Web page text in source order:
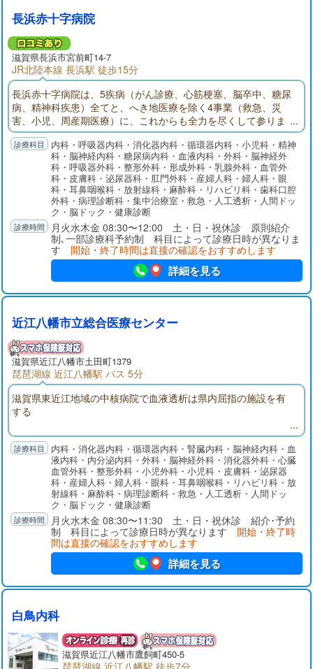
長浜赤十字病院
滋賀県長浜市宮前町14-7
JR北陸本線 長浜駅 徒歩15分
長浜赤十字病院は、5疾病（がん診療、心筋梗塞、脳卒中、糖尿
病、精神科疾患）全てと、へき地医療を除く4事業（救急、災
害、小児、周産期医療）に、これからも全力を尽くして参りま
す。
内科・呼吸器内科・消化器内科・循環器内科・小児科・精神
科・脳神経内科・糖尿病内科・血液内科・外科・脳神経外
科・呼吸器外科・整形外科・形成外科・乳腺外科・血管外
科・皮膚科・泌尿器科・肛門外科・産婦人科・婦人科・眼
科・耳鼻咽喉科・放射線科・麻酔科・リハビリ科・歯科口腔
外科・病理診断科・集中治療室・救急・人工透析・人間ドッ
ク・脳ドック・健康診断
月火水木金 08:30〜12:00 土・日・祝休診 原則紹介
制､一部診療科予約制 科目によって診療日時が異なりま
す 開始・終了時間は直接の確認をおすすめします
詳細を見る
近江八幡市立総合医療センター
滋賀県近江八幡市土田町1379
琵琶湖線 近江八幡駅 バス 5分
滋賀県東近江地域の中核病院で血液透析は県内屈指の施設を有
する
内科・消化器内科・循環器内科・腎臓内科・脳神経内科・血
液内科・内分泌内科・外科・脳神経外科・消化器外科・心臓
血管外科・整形外科・小児外科・小児科・皮膚科・泌尿器
科・産婦人科・婦人科・眼科・耳鼻咽喉科・リハビリ科・放
射線科・麻酔科・病理診断科・救急・人工透析・人間ドッ
ク・脳ドック・健康診断
月火水木金 08:30〜11:30 土・日・祝休診 紹介･予約
制 科目によって診療日時が異なります 開始・終了時
間は直接の確認をおすすめします
詳細を見る
白鳥内科
滋賀県近江八幡市鷹飼町450-5
琵琶湖線 近江八幡駅 徒歩7分